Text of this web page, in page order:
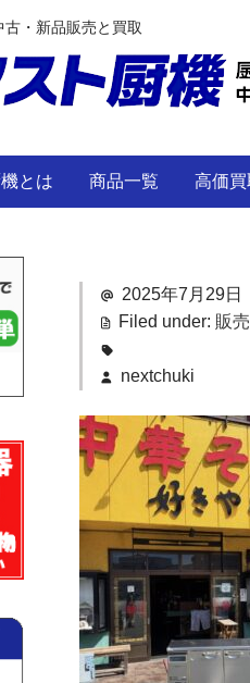
・新品販売と買取
とは 商品一覧 高価買
2025年7月29日
Filed under: 販
nextchuki